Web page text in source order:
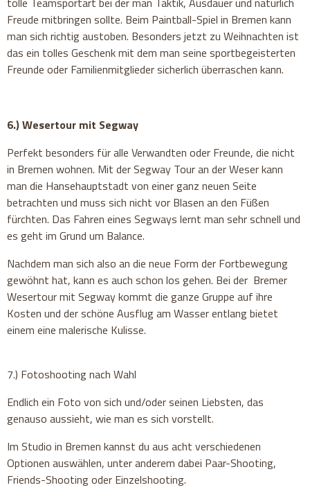
Freude mitbringen sollte. Beim Paintball-Spiel in Bremen kann
man sich richtig austoben. Besonders jetzt zu Weihnachten ist
das ein tolles Geschenk mit dem man seine sportbegeisterten
Freunde oder Familienmitglieder sicherlich überraschen kann.
6.) Wesertour mit Segway
Perfekt besonders für alle Verwandten oder Freunde, die nicht
in Bremen wohnen. Mit der Segway Tour an der Weser kann
man die Hansehauptstadt von einer ganz neuen Seite
betrachten und muss sich nicht vor Blasen an den Füßen
fürchten. Das Fahren eines Segways lernt man sehr schnell und
es geht im Grund um Balance.
Nachdem man sich also an die neue Form der Fortbewegung
gewöhnt hat, kann es auch schon los gehen. Bei der Bremer
Wesertour mit Segway kommt die ganze Gruppe auf ihre
Kosten und der schöne Ausflug am Wasser entlang bietet
einem eine malerische Kulisse.
7.) Fotoshooting nach Wahl
Endlich ein Foto von sich und/oder seinen Liebsten, das
genauso aussieht, wie man es sich vorstellt.
Im Studio in Bremen kannst du aus acht verschiedenen
Optionen auswählen, unter anderem dabei Paar-Shooting,
Friends-Shooting oder Einzelshooting.